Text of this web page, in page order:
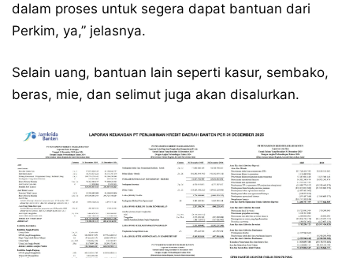
dalam proses untuk segera dapat bantuan dari
Perkim, ya,” jelasnya.
Selain uang, bantuan lain seperti kasur, sembako,
beras, mie, dan selimut juga akan disalurkan.